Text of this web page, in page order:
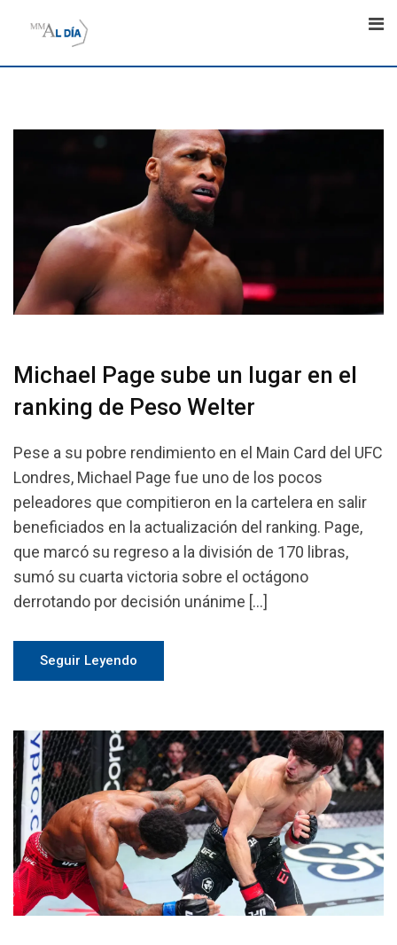
Michael Page sube un lugar en el
ranking de Peso Welter
Pese a su pobre rendimiento en el Main Card del UFC
Londres, Michael Page fue uno de los pocos
peleadores que compitieron en la cartelera en salir
beneficiados en la actualización del ranking. Page,
que marcó su regreso a la división de 170 libras,
sumó su cuarta victoria sobre el octágono
derrotando por decisión unánime […]
Seguir Leyendo